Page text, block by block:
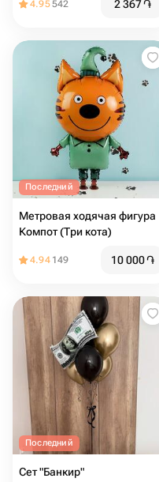
4.95542 2 367֏
Последний
Метровая ходячая фигура
Компот (Три кота)
4.94 149 10 000֏
Последний
Сет "Банкир"